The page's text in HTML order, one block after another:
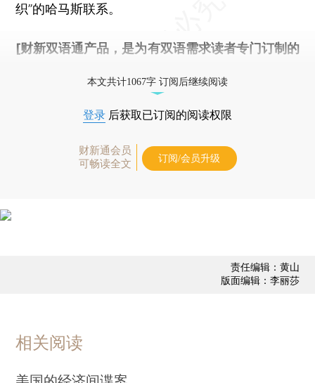
织”的哈马斯联系。
[财新双语通产品，是为有双语需求读者专门订制的
本文共计1067字 订阅后继续阅读
登录 后获取已订阅的阅读权限
财新通会员
可畅读全文
订阅/会员升级
责任编辑：黄山
版面编辑：李丽莎
相关阅读